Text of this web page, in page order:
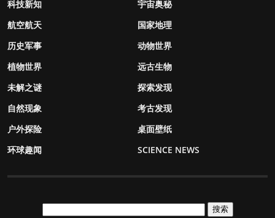
科技新知
宇宙奥秘
航空航天
国家地理
历史军事
动物世界
植物世界
远古生物
未解之谜
探索发现
自然现象
考古发现
户外探险
桌面壁纸
环球趣闻
SCIENCE NEWS